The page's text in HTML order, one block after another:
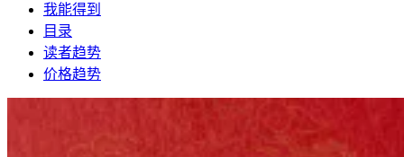
我能得到
目录
读者趋势
价格趋势